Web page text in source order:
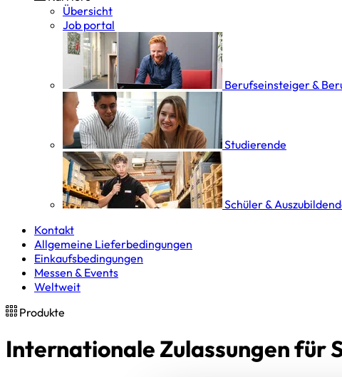
Übersicht
Job portal
Berufseinsteiger &
Studierende
Schüler &
Kontakt
Allgemeine Lieferbedingungen
Einkaufsbedingungen
Messen & Events
Weltweit
Produkte
Internationale Zulassungen für